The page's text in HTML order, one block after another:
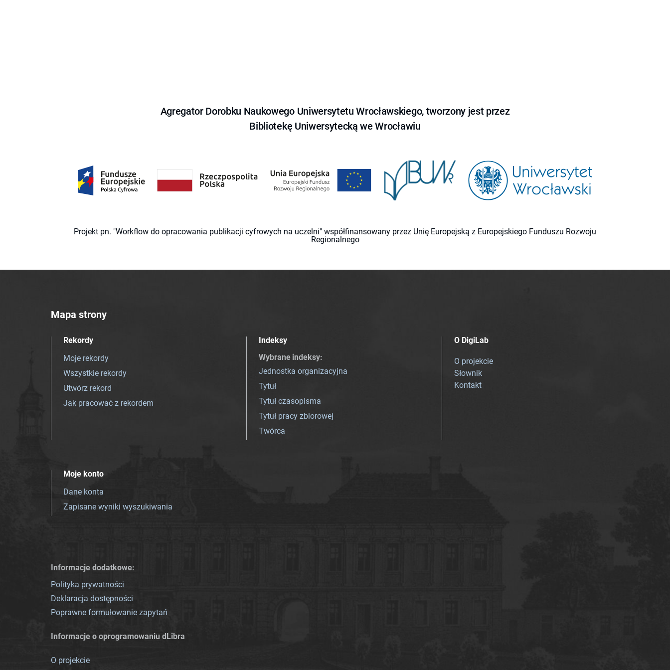
Agregator Dorobku Naukowego Uniwersytetu Wrocławskiego, tworzony jest przez
Bibliotekę Uniwersytecką we Wrocławiu
Projekt pn. "Workflow do opracowania publikacji cyfrowych na uczelni" współfinansowany przez Unię Europejską z Europejskiego Funduszu Rozwoju
Regionalnego
Mapa strony
Rekordy
Moje rekordy
Wszystkie rekordy
Utwórz rekord
Jak pracować z rekordem
Indeksy
Wybrane indeksy:
Jednostka organizacyjna
Tytuł
Tytuł czasopisma
Tytuł pracy zbiorowej
Twórca
O DigiLab
O projekcie
Słownik
Kontakt
Moje konto
Dane konta
Zapisane wyniki wyszukiwania
Informacje dodatkowe:
Polityka prywatności
Deklaracja dostępności
Poprawne formułowanie zapytań
Informacje o oprogramowaniu dLibra
O projekcie